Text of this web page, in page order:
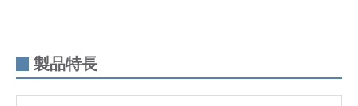
製品特長